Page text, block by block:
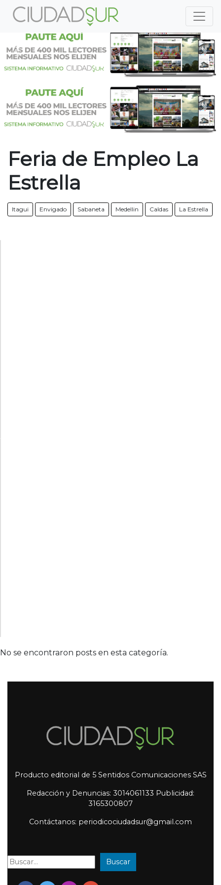
Previous
Previous
Feria de Empleo La
Estrella
Itagui Envigado Sabaneta Medellin Caldas La Estrella
No se encontraron posts en esta categoría.
Producto editorial de 5 Sentidos Comunicaciones SAS
Redacción y Denuncias: 3014061133 Publicidad:
3165300807
Contáctanos: periodicociudadsur@gmail.com
Buscar: Buscar